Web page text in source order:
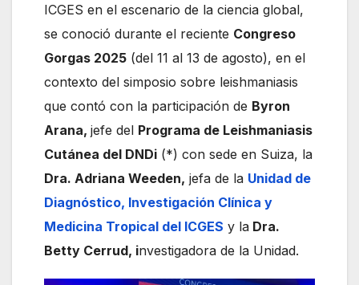
ICGES en el escenario de la ciencia global,
se conoció durante el reciente Congreso
Gorgas 2025 (del 11 al 13 de agosto), en el
contexto del simposio sobre leishmaniasis
que contó con la participación de Byron
Arana, jefe del Programa de Leishmaniasis
Cutánea del DNDi (*) con sede en Suiza, la
Dra. Adriana Weeden, jefa de la Unidad de
Diagnóstico, Investigación Clínica y
Medicina Tropical del ICGES y la Dra.
Betty Cerrud, investigadora de la Unidad.